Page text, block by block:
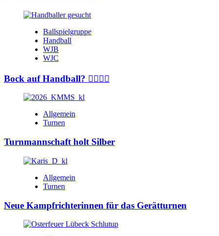
Ballspielgruppe
Handball
WJB
WJC
Bock auf Handball? 🤾‍♂️🤾‍♀️
Allgemein
Turnen
Turnmannschaft holt Silber
Allgemein
Turnen
Neue Kampfrichterinnen für das Gerätturnen